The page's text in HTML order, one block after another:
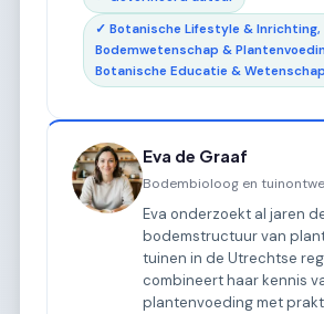
✓ Botanische Lifestyle & Inrichting,
Bodemwetenschap &
Botanische Educatie & Wetenschap
Eva de Graaf
Bodembioloog en
Eva onderzoekt al jaren
bodemstructuur van
tuinen in de Utrechtse
combineert haar kennis
plantenvoeding met